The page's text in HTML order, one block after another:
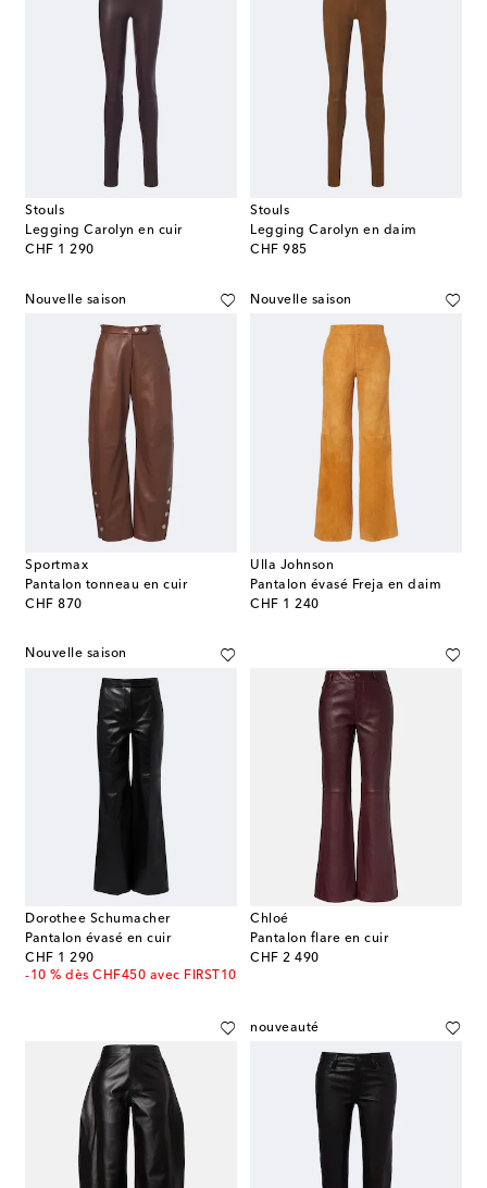
Stouls
Legging Carolyn en cuir
CHF 1 290
original price
Stouls
Legging Carolyn en daim
CHF 985
original price
Nouvelle saison
Sportmax
Pantalon tonneau en cuir
CHF 870
original price
Nouvelle saison
Ulla Johnson
Pantalon évasé Freja en daim
CHF 1 240
original price
Nouvelle saison
Dorothee Schumacher
Pantalon évasé en cuir
CHF 1 290
original price
-10 % dès CHF450 avec FIRST10
Chloé
Pantalon flare en cuir
CHF 2 490
original price
nouveauté